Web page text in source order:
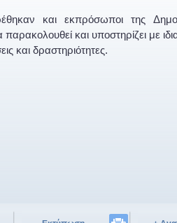
και εκπρόσωποι της
και υποστηρίζει με
και δραστηριότητες.